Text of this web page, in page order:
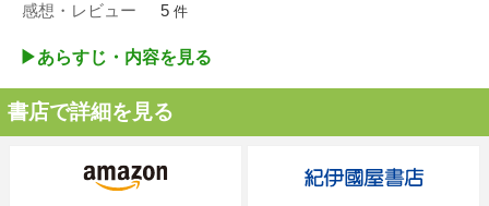
感想・レビュー 5 件
▶︎あらすじ・内容を見る
書店で詳細を見る